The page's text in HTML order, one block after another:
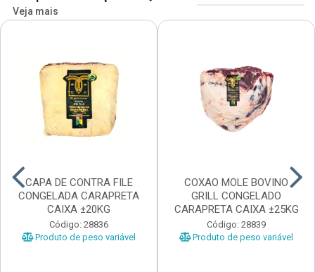
Veja mais
CAPA DE CONTRA FILE
CONGELADA CARAPRETA
CAIXA ±20KG
Código: 28836
Produto de peso variável
COXAO MOLE BOVINO
GRILL CONGELADO
CARAPRETA CAIXA ±25KG
Código: 28839
Produto de peso variável